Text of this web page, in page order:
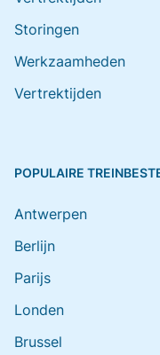
Storingen
Werkzaamheden
Vertrektijden
POPULAIRE
Antwerpen
Berlijn
Parijs
Londen
Brussel